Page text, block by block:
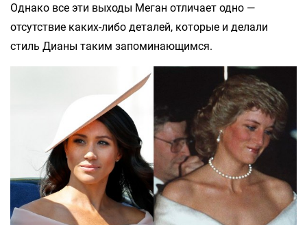
Однако все эти выходы Меган отличает одно —
отсутствие каких-либо деталей, которые и делали
стиль Дианы таким запоминающимся.